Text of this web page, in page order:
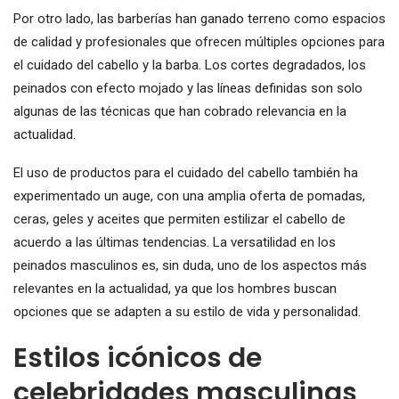
Por otro lado, las barberías han ganado terreno como espacios
de calidad y profesionales que ofrecen múltiples opciones para
el cuidado del cabello y la barba. Los cortes degradados, los
peinados con efecto mojado y las líneas definidas son solo
algunas de las técnicas que han cobrado relevancia en la
actualidad.
El uso de productos para el cuidado del cabello también ha
experimentado un auge, con una amplia oferta de pomadas,
ceras, geles y aceites que permiten estilizar el cabello de
acuerdo a las últimas tendencias. La versatilidad en los
peinados masculinos es, sin duda, uno de los aspectos más
relevantes en la actualidad, ya que los hombres buscan
opciones que se adapten a su estilo de vida y personalidad.
Estilos icónicos de